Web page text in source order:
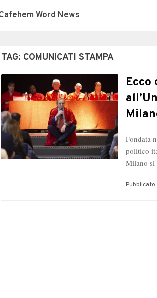
Cafehem Word News
TAG: COMUNICATI STAMPA
Ecco
Fondata
politico
Milano